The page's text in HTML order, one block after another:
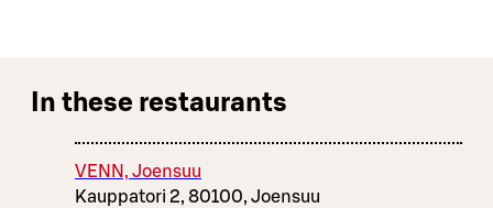
In these restaurants
VENN, Joensuu
Kauppatori 2, 80100, Joensuu